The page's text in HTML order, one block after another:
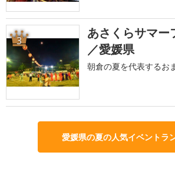
3
あさくらサマー
／愛媛県
朝倉の夏を代表するお
愛媛県の夏の人気イベントラ